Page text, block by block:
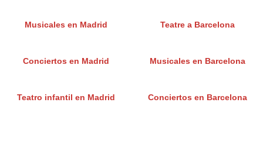
Musicales en Madrid Teatre a Barcelona
Conciertos en Madrid Musicales en Barcelona
Teatro infantil en Madrid Conciertos en Barcelona